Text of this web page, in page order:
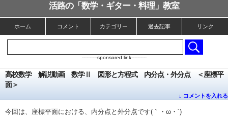
活路の「数学・ギター・料理」教室
ホーム コメント カテゴリー 過去記事 リンク
----------sponsored link----------
高校数学 解説動画 数学Ⅱ 図形と方程式 内分点・外分点 ＜座標平
面＞
↓ コメントを入れる
今回は、座標平面における、内分点と外分点です(｀・ω・´)